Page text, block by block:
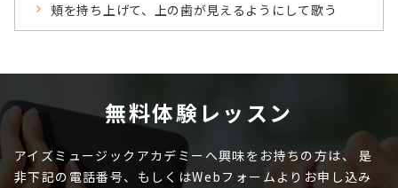
頬を持ち上げて、上の歯が見えるようにして歌う
無料体験レッスン
アイズミュージックアカデミーへ興味をお持ちの方は、
是
非下記の電話番号、もしくはWebフォームよりお申し込み